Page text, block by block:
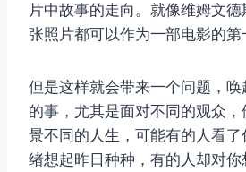
片中故事的走向。就像维姆文
张照片都可以作为一部电影的第
但是这样就会带来一个问题，
的事，尤其是面对不同的观众
景不同的人生，可能有的人看
绪想起昨日种种，有的人却对